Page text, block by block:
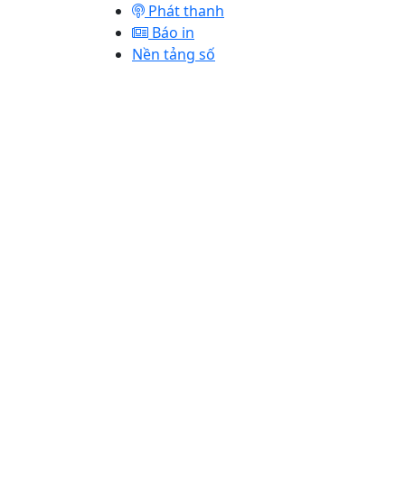
Phát thanh
Báo in
Nền tảng số